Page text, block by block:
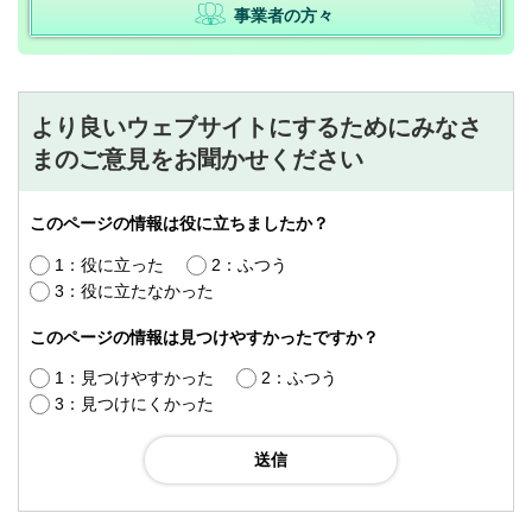
事業者の方々
より良いウェブサイトにするためにみなさ
まのご意見をお聞かせください
このページの情報は役に立ちましたか？
1：役に立った
2：ふつう
3：役に立たなかった
このページの情報は見つけやすかったですか？
1：見つけやすかった
2：ふつう
3：見つけにくかった